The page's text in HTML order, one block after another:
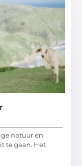
natuur en
te gaan. Het